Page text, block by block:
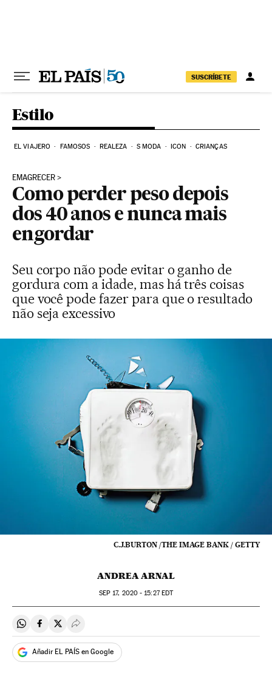
SUSCRÍBETE
Estilo
EL VIAJERO FAMOSOS REALEZA S MODA ICON CRIANÇAS
EMAGRECER
Como perder peso depois
dos 40 anos e nunca mais
engordar
Seu corpo não pode evitar o ganho de
gordura com a idade, mas há três coisas
que você pode fazer para que o resultado
não seja excessivo
C.J.BURTON /THE IMAGE BANK / GETTY
ANDREA ARNAL
SEP 17, 2020 - 15:27EDT
Compartir en Whatsapp
Compartir en Facebook
Compartir en Twitter
Desplegar Redes Sociales
Añadir EL PAÍS en Google